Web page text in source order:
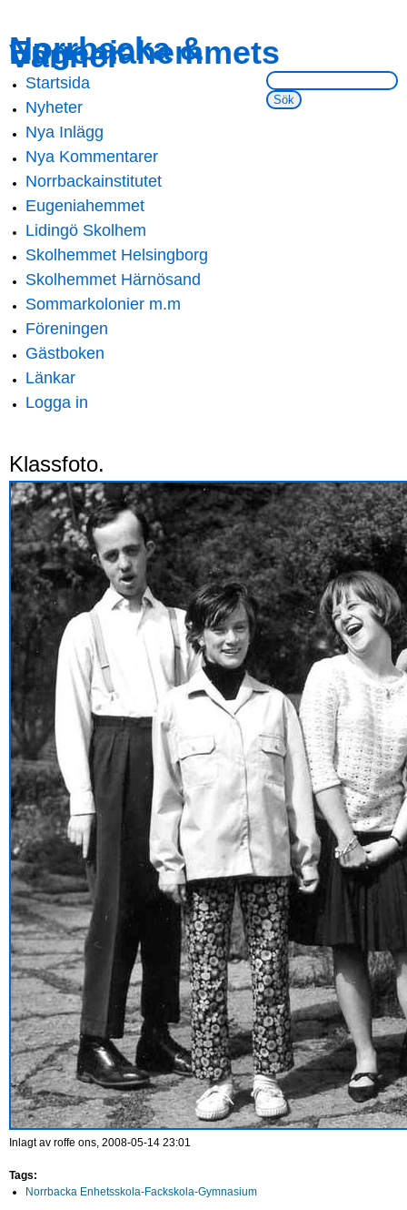
main
content
navigation
Norrbacka &
Eugeniahemmets
Vänner
Sök på webbsidan:
Main menu
Startsida
Nyheter
Nya Inlägg
Nya Kommentarer
Norrbackainstitutet
Eugeniahemmet
Lidingö Skolhem
Skolhemmet Helsingborg
Skolhemmet Härnösand
Sommarkolonier m.m
Föreningen
Gästboken
Länkar
Logga in
Klassfoto.
Inlagt av roffe ons, 2008-05-14 23:01
Tags:
Norrbacka Enhetsskola-Fackskola-Gymnasium